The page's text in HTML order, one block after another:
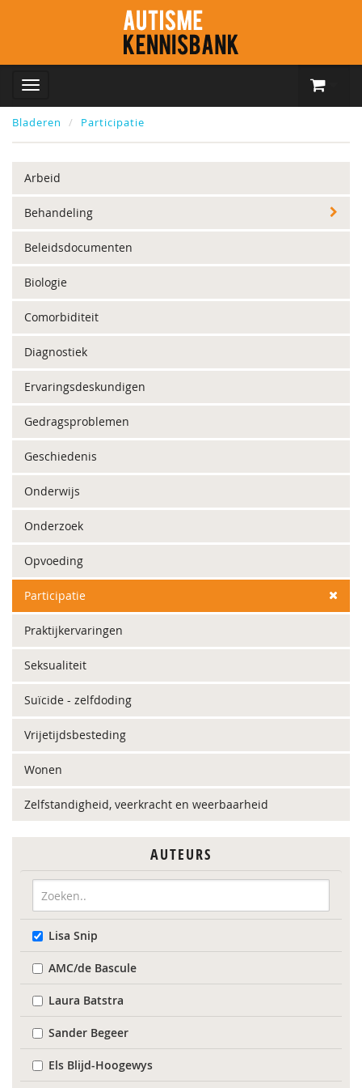
Bladeren Participatie
Arbeid
Behandeling
Beleidsdocumenten
Biologie
Comorbiditeit
Diagnostiek
Ervaringsdeskundigen
Gedragsproblemen
Geschiedenis
Onderwijs
Onderzoek
Opvoeding
Participatie
Praktijkervaringen
Seksualiteit
Suïcide - zelfdoding
Vrijetijdsbesteding
Wonen
Zelfstandigheid, veerkracht en weerbaarheid
AUTEURS
Lisa Snip
AMC/de Bascule
Laura Batstra
Sander Begeer
Els Blijd-Hoogewys